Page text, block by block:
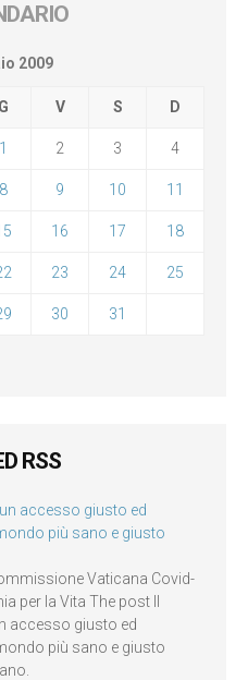
2009
G V S D
1 2 3 4
8 9 10 11
16 17 18
23 24 25
30 31
RSS
accesso giusto ed
più sano e giusto
Vaticana Covid-
per la Vita The post Il
accesso giusto ed
più sano e giusto